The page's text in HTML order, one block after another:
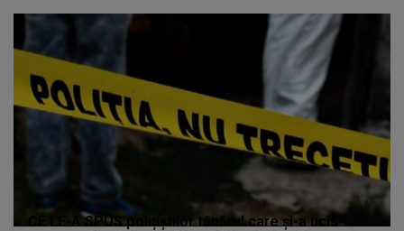
CE LE-A SPUS polițiștilor tânărul care și-a ucis